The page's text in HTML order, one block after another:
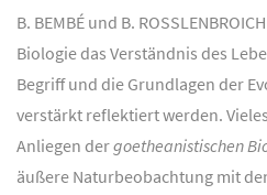
B. BEMBÉ und B.
Biologie das Verständnis des
Begriff und die Grundlagen der
verstärkt reflektiert werden.
Anliegen dergoetheanistischen
äußere Naturbeobachtung mit